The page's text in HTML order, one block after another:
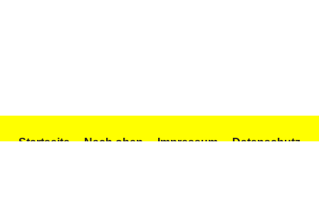
Startseite Nach oben Impressum Datenschutz